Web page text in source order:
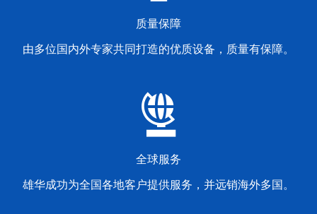
质量保障
由多位国内外专家共同打造的优质设备，质量有保障。
全球服务
雄华成功为全国各地客户提供服务，并远销海外多国。